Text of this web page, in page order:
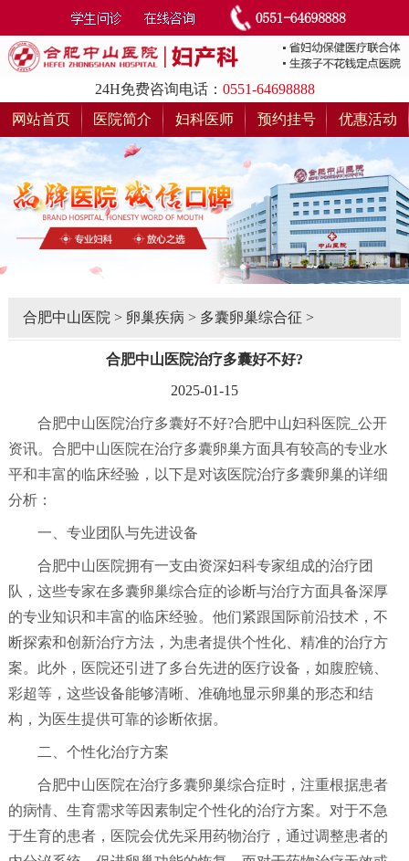
24H免费咨询电话： 0551-64698888
网站首页
医院简介 妇科医师 预约挂号 优惠活动
合肥中山医院 > 卵巢疾病 > 多囊卵巢综合征 >
合肥中山医院治疗多囊好不好?
2025-01-15
合肥中山医院治疗多囊好不好?合肥中山妇科医院_公开
资讯。合肥中山医院在治疗多囊卵巢方面具有较高的专业水
平和丰富的临床经验，以下是对该医院治疗多囊卵巢的详细
分析：
一、专业团队与先进设备
合肥中山医院拥有一支由资深妇科专家组成的治疗团
队，这些专家在多囊卵巢综合症的诊断与治疗方面具备深厚
的专业知识和丰富的临床经验。他们紧跟国际前沿技术，不
断探索和创新治疗方法，为患者提供个性化、精准的治疗方
案。此外，医院还引进了多台先进的医疗设备，如腹腔镜、
彩超等，这些设备能够清晰、准确地显示卵巢的形态和结
构，为医生提供可靠的诊断依据。
二、个性化治疗方案
合肥中山医院在治疗多囊卵巢综合症时，注重根据患者
的病情、生育需求等因素制定个性化的治疗方案。对于不急
于生育的患者，医院会优先采用药物治疗，通过调整患者的